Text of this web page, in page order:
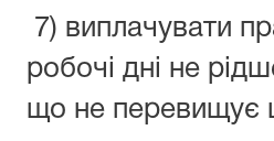
7) виплачувати
робочі дні не
що не перевищує